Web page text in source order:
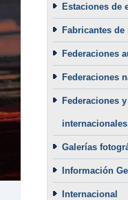
Estaciones de
Fabricantes de
Federaciones
Federaciones
Federaciones
internacionales
Galerías
Información
Internacional